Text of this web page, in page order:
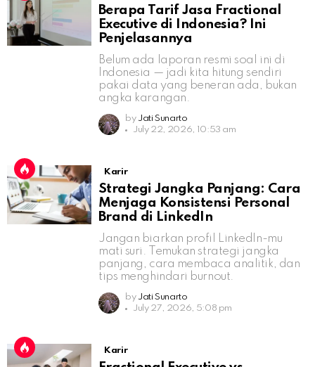
Berapa Tarif Jasa Fractional
Executive di Indonesia? Ini
Penjelasannya
Belum ada laporan resmi soal ini di
Indonesia — jadi kita hitung sendiri
pakai data yang beneran ada, bukan
angka karangan.
by Jati Sunarto
July 22, 2026, 10:53 am
Karir
Strategi Jangka Panjang: Cara
Menjaga Konsistensi Personal
Brand di LinkedIn
Jangan biarkan profil LinkedIn-mu
mati suri. Temukan strategi jangka
panjang, cara membaca analitik, dan
tips menghindari burnout.
by Jati Sunarto
July 27, 2026, 5:08 pm
Karir